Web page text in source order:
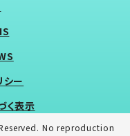
シー
く表示
No reproduction